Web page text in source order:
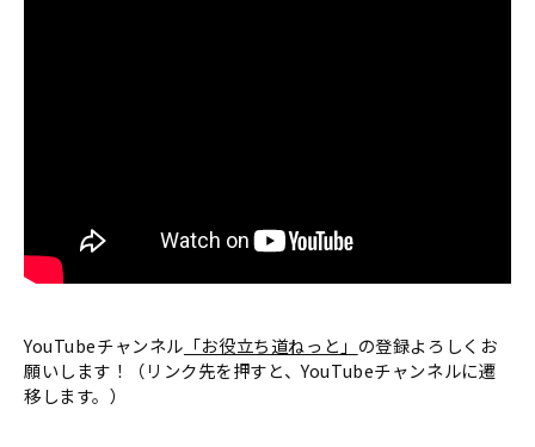
YouTubeチャンネル 「お役立ち道ねっと」 の登録よろしくお
願いします！（リンク先を押すと、YouTubeチャンネルに遷
移します。）